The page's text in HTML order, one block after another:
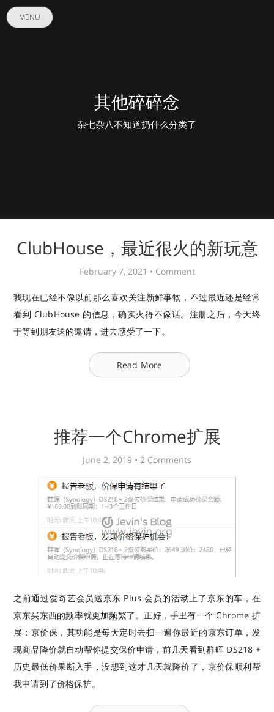
MENU
其他碎碎念
杂七杂八不知道扔什么分类了
ClubHouse，最近很火的新玩意
February 7, 2021 • Comment
我现在已经不像以前那么喜欢关注新鲜事物，不过最近还是经常
看到 ClubHouse 的信息，确实火得不像话。注册之后，今天终
于等到朋友送的邀请，进去感受了一下。
Read More
推荐一个Chrome扩展
June 2, 2019 • 2 Comments
之前通过爱奇艺会员送京东 Plus 会员的活动上了京东的车，在
京东买东西的频率就更加频繁了。正好，手里有一个 Chrome 扩
展：京价保，其功能是每天定时去扫一遍你最近的京东订单，发
现商品降价就自动帮你提交保价申请，前几天看到群晖 DS218 +
历史最低价果断入手，没想到这才几天就降价了，京价保顺利帮
我申请到了价格保护。